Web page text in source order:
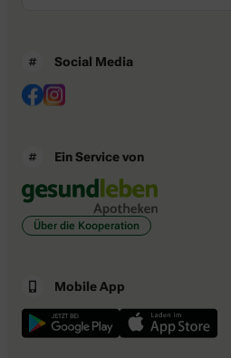
Social Media
Ein Service von
Über die Kooperation
Mobile App